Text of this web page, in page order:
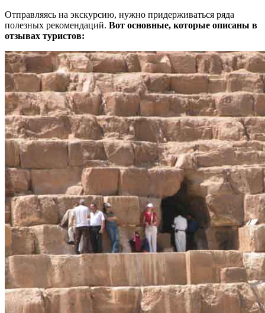
Отправляясь на экскурсию, нужно придерживаться ряда
полезных рекомендаций. Вот основные, которые описаны в
отзывах туристов: